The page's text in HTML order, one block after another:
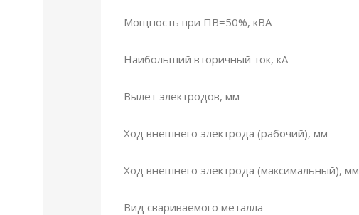
Мощность при ПВ=50%, кВА
Наибольший вторичный ток, кА
Вылет электродов, мм
Ход внешнего электрода (рабочий), мм
Ход внешнего электрода (максимальный), мм
Вид свариваемого металла